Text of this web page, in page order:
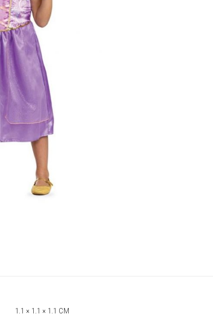
1.1 × 1.1 × 1.1 CM